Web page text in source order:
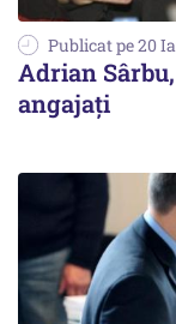
Publicat pe 20
Adrian
angajați